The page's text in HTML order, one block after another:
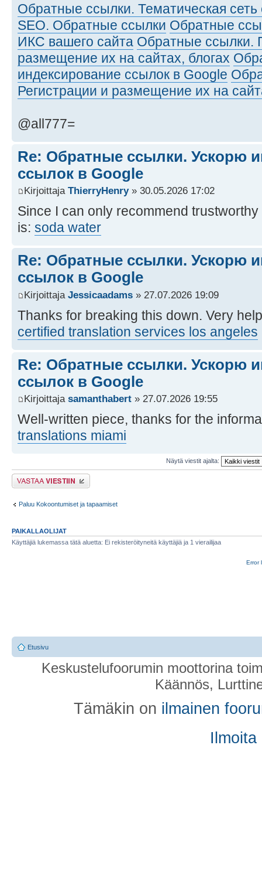
Обратные ссылки. Тематическая
SEO. Обратные ссылки Обратные
ИКС вашего сайта Обратные ссылки.
размещение их на сайтах, блогах
индексирование ссылок в Google
Регистрации и размещение их на
@all777=
Re: Обратные ссылки. Ускорю
ссылок в Google
Kirjoittaja ThierryHenry» 30.05.2026 17:02
Since I can only recommend
is: soda water
Re: Обратные ссылки. Ускорю
ссылок в Google
Kirjoittaja Jessicaadams » 27.07.2026 19:09
Thanks for breaking this down. Very
certified translation services los angeles
Re: Обратные ссылки. Ускорю
ссылок в Google
Kirjoittaja samanthabert » 27.07.2026 19:55
Well-written piece, thanks for the
translations miami
Näytä viestit ajalta:
Lähetä vastaus
Paluu Kokoontumiset ja tapaamiset
PAIKALLAOLIJAT
Käyttäjiä lukemassa tätä aluetta: Ei rekisteröityneitä käyttäjiä ja 1 vierailijaa
Error
Etusivu
Keskustelufoorumin moottorina
Käännös,
Tämäkin on ilmainen